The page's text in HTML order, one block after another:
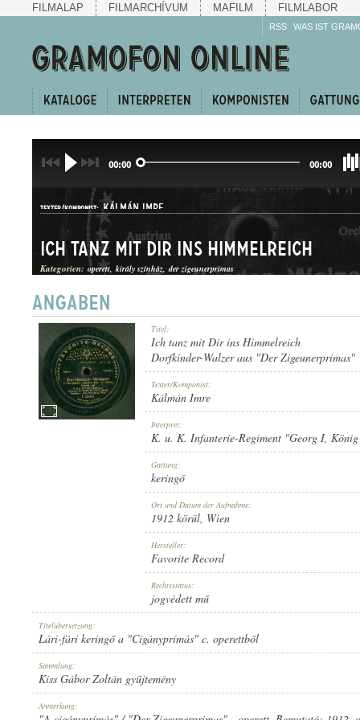
FILMALAP FILMARCHÍVUM MAFILM FILMLABOR
RSS WAS IST
00:00 00:00
TEXTER/KOMPONIST: KÁLMÁN IMRE
KERINGŐ
1912 KÖRÜL
FAVORITE RECORD
1-22451
Ich tanz mit Dir ins Himmelreich
Kategorien: operett király színház der zigeunerprimas
Titel:
Ich tanz mit Dir ins Himmelreich
Dorfkinder-Walzer aus "Der Zigeunerprimas"
Texter/Komponist:
Kálmán Imre
Interpret:
K. u. K. Infanterie-Regiment "Georg I,
Gattung:
keringő
Ort und Datum der Aufnahme:
1912 körül, Wien
Hersteller:
Favorite Record
Rechtsstatus:
jogvédett mű
Titelübersetzung:
Lári-fári keringő a "Cigányprímás" c. operettből
Sammlung:
Kiss Gábor Zoltán gyűjtemény
Anmerkung: